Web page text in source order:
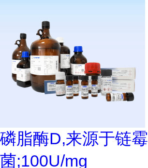
磷脂酶D,来源于链霉
菌;100U/mg